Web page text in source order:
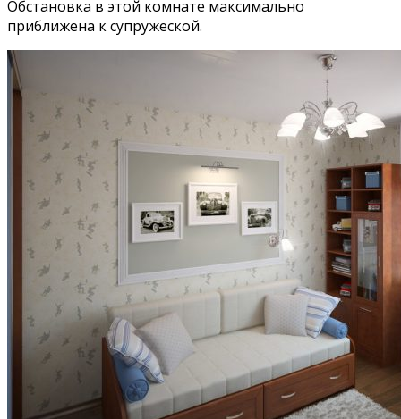
Обстановка в этой комнате максимально
приближена к супружеской.